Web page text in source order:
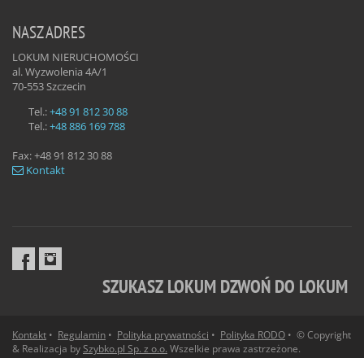
NASZ ADRES
LOKUM NIERUCHOMOŚCI
al. Wyzwolenia 4A/1
70-553Szczecin
Tel.:+48 91 812 30 88
Tel.:+48 886 169 788
Fax:+48 91 812 30 88
Kontakt
SZUKASZ LOKUM DZWOŃ DO LOKUM
Kontakt • Regulamin • Polityka prywatności • Polityka RODO • © Copyright
& Realizacja bySzybko.pl Sp. z o.o. Wszelkie prawa zastrzeżone.